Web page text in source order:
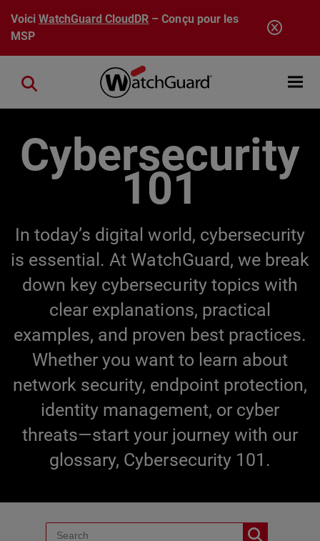
Aller au contenu principal
VoiciWatchGuard CloudDR – Conçu pour les
MSP
Open
Close search
Cybersecurity
101
In today’s digital world, cybersecurity
is essential. At WatchGuard, we break
down key cybersecurity topics with
clear explanations, practical
examples, and proven best practices.
Whether you want to learn about
network security, endpoint protection,
identity management, or cyber
threats—start your journey with our
glossary, Cybersecurity 101.